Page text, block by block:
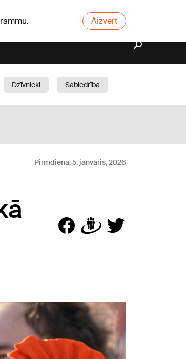
Aizvērt
Dzīvnieki
Sabiedrība
Pirmdiena, 5. janvāris, 2026